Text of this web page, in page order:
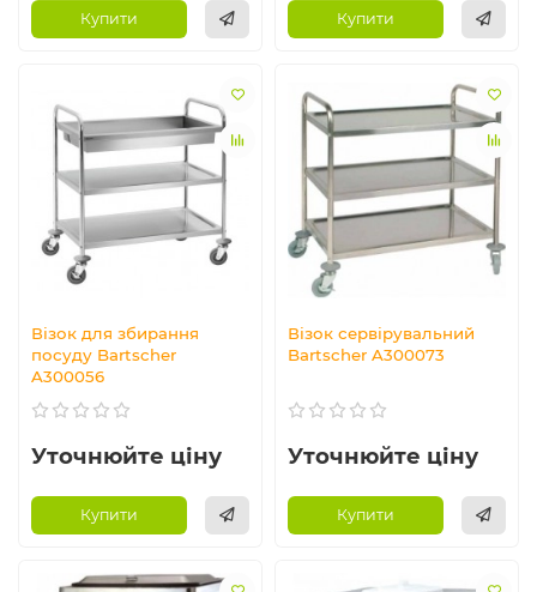
Купити Купити
Візок для збирання
посуду Bartscher
A300056
Уточнюйте ціну
Купити
Візок сервірувальний
Bartscher A300073
Уточнюйте ціну
Купити